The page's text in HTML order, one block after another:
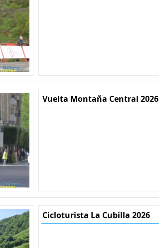
Vuelta Montaña Central 2026
Cicloturista La Cubilla 2026